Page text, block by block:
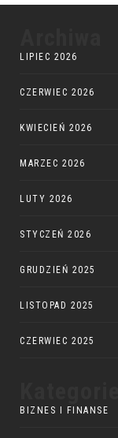
LIPIEC 2026
CZERWIEC 2026
KWIECIEŃ 2026
MARZEC 2026
LUTY 2026
STYCZEŃ 2026
GRUDZIEŃ 2025
LISTOPAD 2025
CZERWIEC 2025
BIZNES I FINANSE